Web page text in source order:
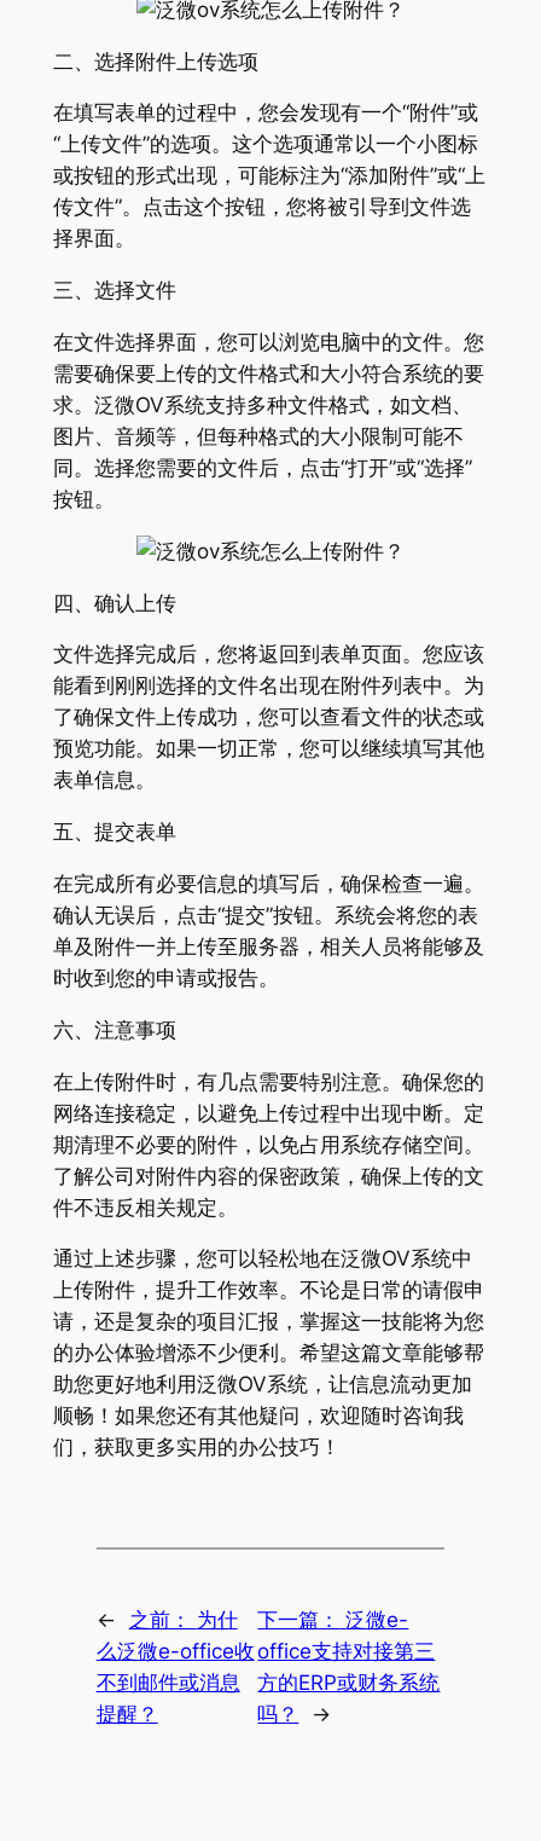
二、选择附件上传选项
在填写表单的过程中，您会发现有一个“附件”或
“上传文件”的选项。这个选项通常以一个小图标
或按钮的形式出现，可能标注为“添加附件”或“上
传文件”。点击这个按钮，您将被引导到文件选
择界面。
三、选择文件
在文件选择界面，您可以浏览电脑中的文件。您
需要确保要上传的文件格式和大小符合系统的要
求。泛微OV系统支持多种文件格式，如文档、
图片、音频等，但每种格式的大小限制可能不
同。选择您需要的文件后，点击“打开”或“选择”
按钮。
四、确认上传
文件选择完成后，您将返回到表单页面。您应该
能看到刚刚选择的文件名出现在附件列表中。为
了确保文件上传成功，您可以查看文件的状态或
预览功能。如果一切正常，您可以继续填写其他
表单信息。
五、提交表单
在完成所有必要信息的填写后，确保检查一遍。
确认无误后，点击“提交”按钮。系统会将您的表
单及附件一并上传至服务器，相关人员将能够及
时收到您的申请或报告。
六、注意事项
在上传附件时，有几点需要特别注意。确保您的
网络连接稳定，以避免上传过程中出现中断。定
期清理不必要的附件，以免占用系统存储空间。
了解公司对附件内容的保密政策，确保上传的文
件不违反相关规定。
通过上述步骤，您可以轻松地在泛微OV系统中
上传附件，提升工作效率。不论是日常的请假申
请，还是复杂的项目汇报，掌握这一技能将为您
的办公体验增添不少便利。希望这篇文章能够帮
助您更好地利用泛微OV系统，让信息流动更加
顺畅！如果您还有其他疑问，欢迎随时咨询我
们，获取更多实用的办公技巧！
← 之前： 为什
么泛微e-office收
不到邮件或消息
提醒？
下一篇：
泛微e-
office支持对接第三
方的ERP或财务系统
吗？
→